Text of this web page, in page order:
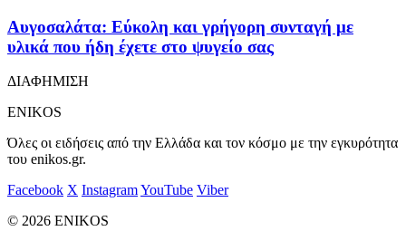
Αυγοσαλάτα: Εύκολη και γρήγορη συνταγή με
υλικά που ήδη έχετε στο ψυγείο σας
ΔΙΑΦΗΜΙΣΗ
ENIKOS
Όλες οι ειδήσεις από την Ελλάδα και τον κόσμο με την εγκυρότητα
του enikos.gr.
Facebook X InstagramYouTube Viber
© 2026 ENIKOS